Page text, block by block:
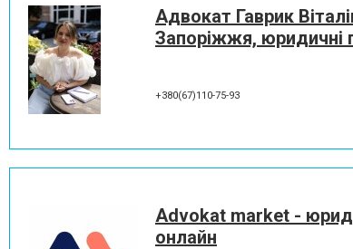
Адвокат Гаврик
Запоріжжя, юридичні
+380(67)110-75-93
Advokat market -
онлайн